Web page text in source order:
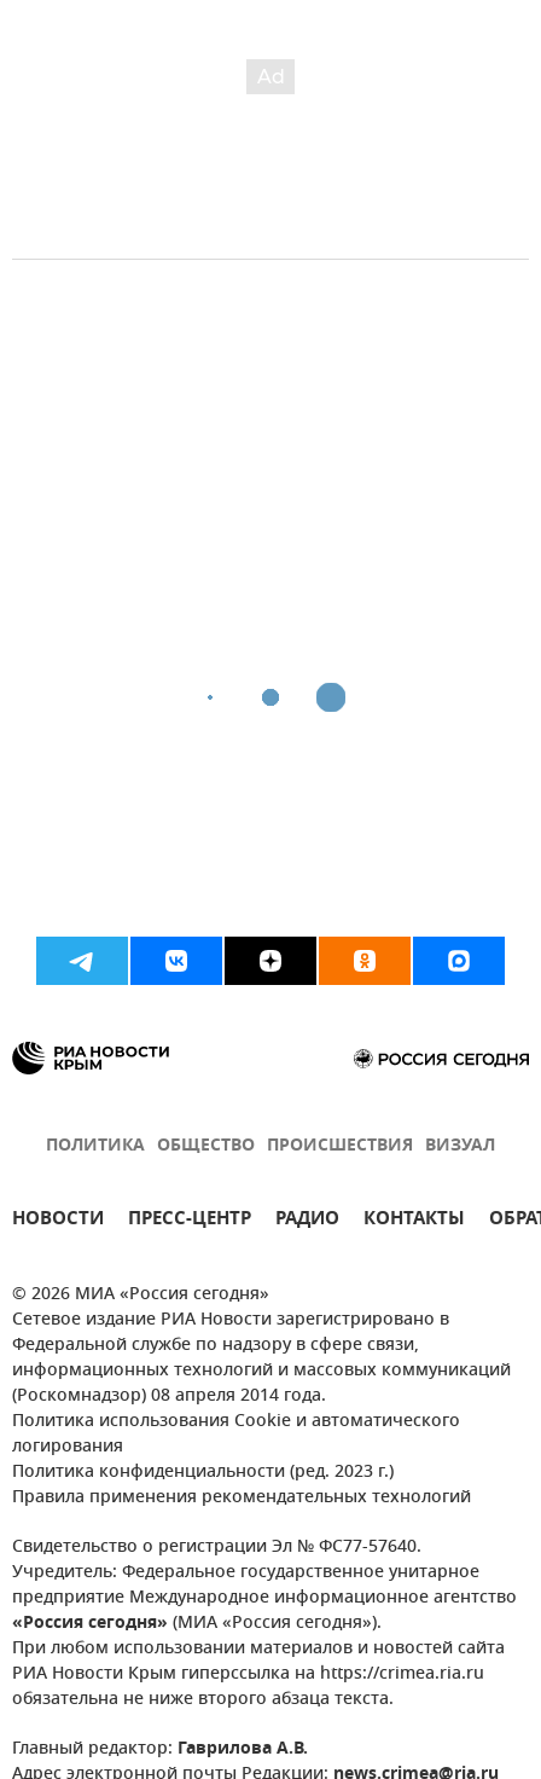
ПОЛИТИКА ОБЩЕСТВО ПРОИСШЕСТВИЯ ВИЗУАЛ
НОВОСТИ ПРЕСС-ЦЕНТР РАДИО КОНТАКТЫ
© 2026 МИА «Россия сегодня»
Сетевое издание РИА Новости зарегистрировано в
Федеральной службе по надзору в сфере связи,
информационных технологий и массовых коммуникаций
(Роскомнадзор) 08 апреля 2014 года.
Политика использования Cookie и автоматического
логирования
Политика конфиденциальности (ред. 2023 г.)
Правила применения рекомендательных технологий
Свидетельство о регистрации Эл № ФС77-57640.
Учредитель: Федеральное государственное унитарное
предприятие Международное информационное агентство
«Россия сегодня» (МИА «Россия сегодня»).
При любом использовании материалов и новостей сайта
РИА Новости Крым гиперссылка на https://crimea.ria.ru
обязательна не ниже второго абзаца текста.
Главный редактор: Гаврилова А.В.